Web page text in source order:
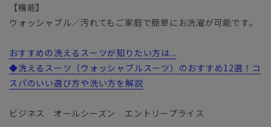
【機能】
ウォッシャブル／汚れてもご家庭で簡単にお洗濯が可能です。
おすすめの洗えるスーツが知りたい方は...
◆洗えるスーツ（ウォッシャブルスーツ）のおすすめ12選！コ
スパのいい選び方や洗い方を解説
ビジネス オールシーズン エントリープライス